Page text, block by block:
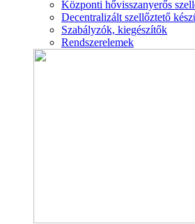
Központi hővisszanyerős
Decentralizált szellőztető
Szabályzók, kiegészítők
Rendszerelemek